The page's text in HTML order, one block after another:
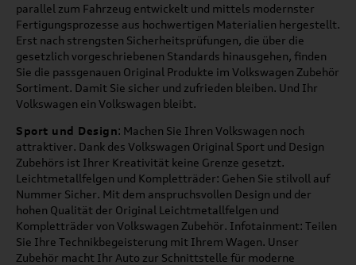
parallel zum Fahrzeug entwickelt und mittels modernster
Fertigungsprozesse aus hochwertigen Materialien hergestellt.
Erst nach strengsten Sicherheitsprüfungen, die über die
gesetzlich vorgeschriebenen Standards hinausgehen, finden
Sie die passgenauen Original Produkte im Volkswagen Zubehör
Sortiment. Damit Sie sicher und zufrieden bleiben. Und Ihr
Volkswagen ein Volkswagen bleibt.
Sport und Design: Machen Sie Ihren Volkswagen noch
attraktiver. Dank des Volkswagen Original Sport und Design
Zubehörs ist Ihrer Kreativität keine Grenze gesetzt.
Leichtmetallfelgen und Kompletträder: Gehen Sie stilvoll auf
Nummer Sicher. Mit dem anspruchsvollen Design und der
hohen Qualität der Original Leichtmetallfelgen und
Kompletträder von Volkswagen Zubehör. Infotainment: Teilen
Sie Ihre Technikbegeisterung mit Ihrem Wagen. Unser
Zubehör macht Ihr Auto zur Schnittstelle für moderne